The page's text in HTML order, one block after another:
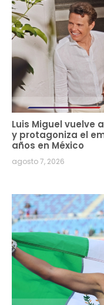
Luis Miguel vuelve
y protagoniza el
años en México
agosto 7, 2026